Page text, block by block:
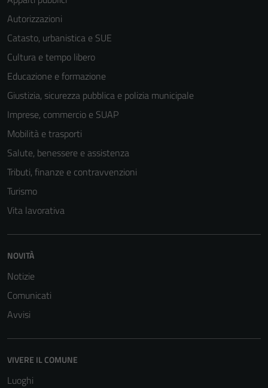
Autorizzazioni
Catasto, urbanistica e SUE
Cultura e tempo libero
Educazione e formazione
Giustizia, sicurezza pubblica e polizia municipale
Imprese, commercio e SUAP
Mobilità e trasporti
Salute, benessere e assistenza
Tributi, finanze e contravvenzioni
Turismo
Vita lavorativa
NOVITÀ
Notizie
Comunicati
Avvisi
VIVERE IL COMUNE
Luoghi